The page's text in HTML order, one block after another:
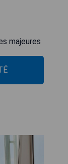
majeures